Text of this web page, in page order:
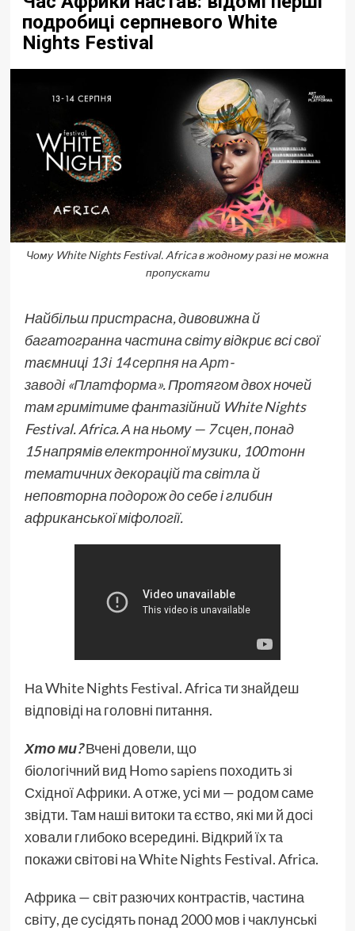
подробиці серпневого White
Nights Festival
Чому White Nights Festival. Africa в жодному разі не можна
пропускати
Найбільш пристрасна, дивовижна й
багатогранна частина світувідкриєвсі свої
таємниці13 і 14 серпня наАрт-
заводі«Платформа».Протягомдвох ночей
там гримітиме фантазійний White Nights
Festival. Africa. А на ньому — 7 сцен, понад
15напрямівелектронної музики, 100 тонн
тематичних декорацій та світла й
неповторна подорож досебеі глибин
африканської міфології.
На White Nights Festival. Africa ти знайдеш
відповіді на головні питання.
Хто ми?Вчені довели, що
біологічний вид Homo sapiens походить зі
Східної Африки.А отже, усі ми — родом саме
звідти. Там наші витоки та єство, які ми й досі
ховали глибоко всередині. Відкрий їх та
покажи світові на White Nights Festival. Africa.
Африка — світ разючих контрастів, частина
світу, де сусідять понад 2000 мов і чаклунські